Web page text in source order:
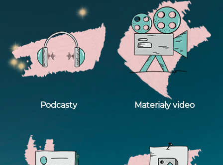
Podcasty Materiały video